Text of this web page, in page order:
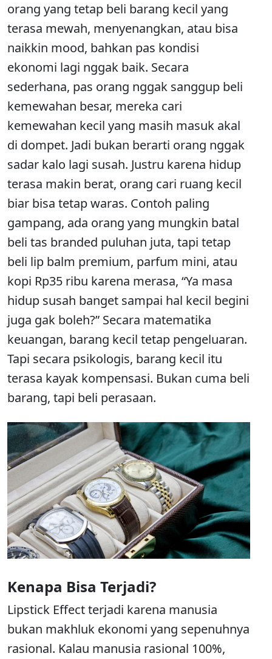
orang yang tetap beli barang kecil yang
terasa mewah, menyenangkan, atau bisa
naikkin mood, bahkan pas kondisi
ekonomi lagi nggak baik. Secara
sederhana, pas orang nggak sanggup beli
kemewahan besar, mereka cari
kemewahan kecil yang masih masuk akal
di dompet. Jadi bukan berarti orang nggak
sadar kalo lagi susah. Justru karena hidup
terasa makin berat, orang cari ruang kecil
biar bisa tetap waras. Contoh paling
gampang, ada orang yang mungkin batal
beli tas branded puluhan juta, tapi tetap
beli lip balm premium, parfum mini, atau
kopi Rp35 ribu karena merasa, “Ya masa
hidup susah banget sampai hal kecil begini
juga gak boleh?” Secara matematika
keuangan, barang kecil tetap pengeluaran.
Tapi secara psikologis, barang kecil itu
terasa kayak kompensasi. Bukan cuma beli
barang, tapi beli perasaan.
Kenapa Bisa Terjadi?
Lipstick Effect terjadi karena manusia
bukan makhluk ekonomi yang sepenuhnya
rasional. Kalau manusia rasional 100%,